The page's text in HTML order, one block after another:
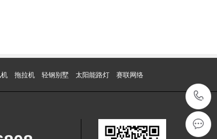
拖拉机 轻钢别墅 太阳能路灯 赛联网络